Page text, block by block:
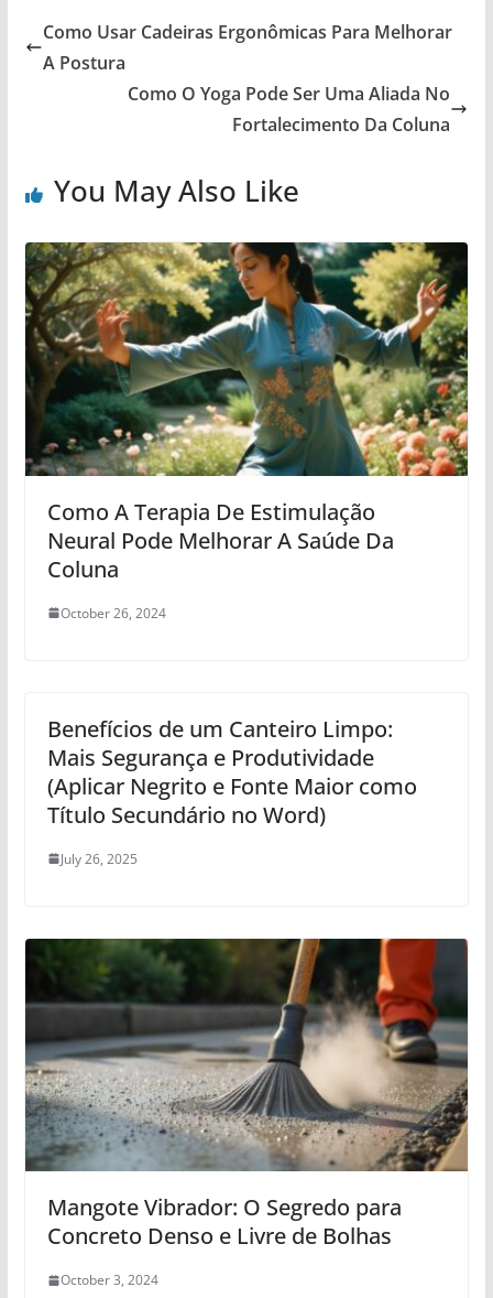
Como Usar Cadeiras Ergonômicas Para Melhorar
A Postura
Como O Yoga Pode Ser Uma Aliada No
Fortalecimento Da Coluna
You May Also Like
Como A Terapia De Estimulação
Neural Pode Melhorar A Saúde Da
Coluna
October 26, 2024
Benefícios de um Canteiro Limpo:
Mais Segurança e Produtividade
(Aplicar Negrito e Fonte Maior como
Título Secundário no Word)
July 26, 2025
Mangote Vibrador: O Segredo para
Concreto Denso e Livre de Bolhas
October 3, 2024